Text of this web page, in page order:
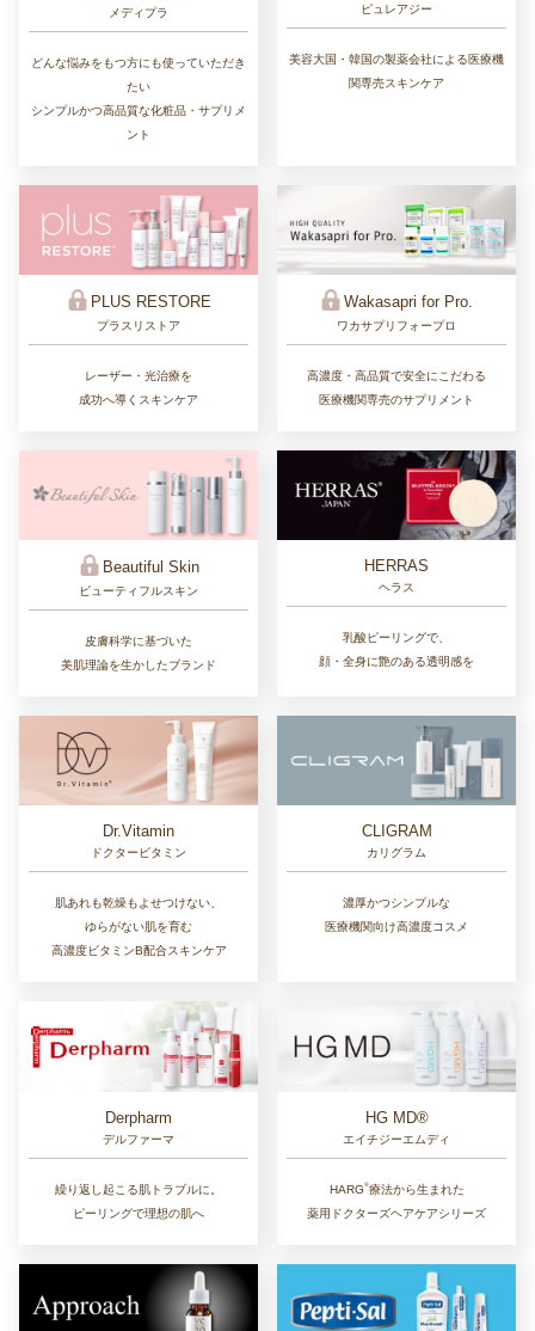
メディプラ
どんな悩みをもつ方にも使っていただき
たい
シンプルかつ高品質な化粧品・サプリメ
ント
ピュレアジー
美容大国・韓国の製薬会社による医療機
関専売スキンケア
PLUS RESTORE
プラスリストア
レーザー・光治療を
成功へ導くスキンケア
Wakasapri for Pro.
ワカサプリフォープロ
高濃度・高品質で安全にこだわる
医療機関専売のサプリメント
Beautiful Skin
ビューティフルスキン
皮膚科学に基づいた
美肌理論を生かしたブランド
HERRAS
ヘラス
乳酸ピーリングで、
顔・全身に艶のある透明感を
Dr.Vitamin
ドクタービタミン
肌あれも乾燥もよせつけない、
ゆらがない肌を育む
高濃度ビタミンB配合スキンケア
CLIGRAM
カリグラム
濃厚かつシンプルな
医療機関向け高濃度コスメ
Derpharm
デルファーマ
繰り返し起こる肌トラブルに。
ピーリングで理想の肌へ
HG MD®
エイチジーエムディ
HARG®︎療法から生まれた
薬用ドクターズヘアケアシリーズ